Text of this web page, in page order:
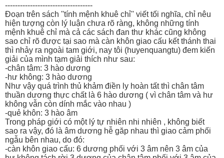
-----------------------------------
Đoạn trên sách ''tính mệnh khuê chỉ'' viết tối nghĩa, chỉ nêu
hiện tượng còn lý luận chưa rõ ràng, không những tính
mệnh khuê chỉ mà cả các sách đan thư khác cũng không
sao chỉ rõ được tại sao mà càn khôn giao cấu kết thánh thai
thì nhảy ra ngoài tam giới, nay tôi (huyenquangtu) đem kiến
giải của mình tạm giải thích như sau:
-chân tâm: 3 hào dương
-hư không: 3 hào dương
Như vậy quá trình thủ khảm điền ly hoàn tất thì chân tâm
thuần dương thực chất là 6 hào dương ( vì chân tâm và hư
không vẫn còn dính mắc vào nhau )
-quẻ khôn: 3 hào âm
Trong pháp giới có một lý tự nhiên nhi nhiên , không biết
sao ra vậy, đó là âm dương hễ găp nhau thì giao cảm phối
ngẫu bên nhau, do đó:
-càn khôn giao cấu: 6 dương phối với 3 âm nên 3 âm của